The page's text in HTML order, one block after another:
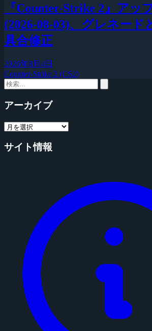
『Counter-Strike 2』アッ
(2026-08-03)、グレネード
具合修正
2026年8月4日
Counter-Strike 2 (CS2)
アーカイブ
サイト情報